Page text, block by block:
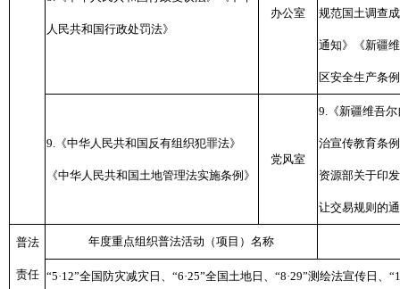
人民共和国行政处罚法》
办公室 规范国土调查
通知》《新疆
区安全生产条
9.《中华人民共和国反有组织犯罪法》
《中华人民共和国土地管理法实施条例》
党风室
9.《新疆维吾
治宣传教育条
资源部关于印
让交易规则的
普法
责任
年度重点组织普法活动（项目）名称
“5·12”全国防灾减灾日、“6·25”全国土地日、“8·29”测绘法宣传日、